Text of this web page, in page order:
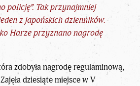
policję”. Tak przynajmniej
z japońskich dzienników.
Harze przyznano nagrodę
zdobyła nagrodę regulaminową,
dziesiąte miejsce w V